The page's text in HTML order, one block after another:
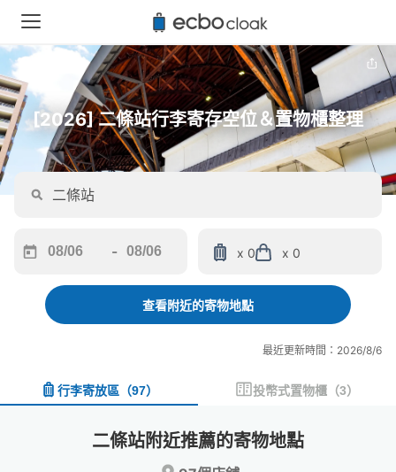
[2026] 二條站行李寄存空位＆置物櫃整理
forward
interact
and
-
backward
interact
and
a
date.
x 0 x 0
查看附近的寄物地點
最近更新時間：2026/8/6
行李寄放區 （97） 投幣式置物櫃 （3）
二條站附近推薦的寄物地點